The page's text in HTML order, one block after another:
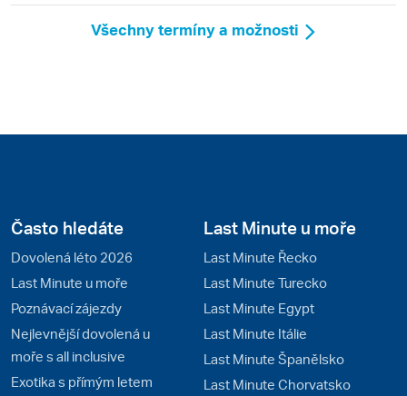
Všechny termíny a možnosti
Často hledáte
Dovolená léto 2026
Last Minute u moře
Poznávací zájezdy
Nejlevnější dovolená u
moře s all inclusive
Exotika s přímým letem
Last Minute u moře
Last Minute Řecko
Last Minute Turecko
Last Minute Egypt
Last Minute Itálie
Last Minute Španělsko
Last Minute Chorvatsko